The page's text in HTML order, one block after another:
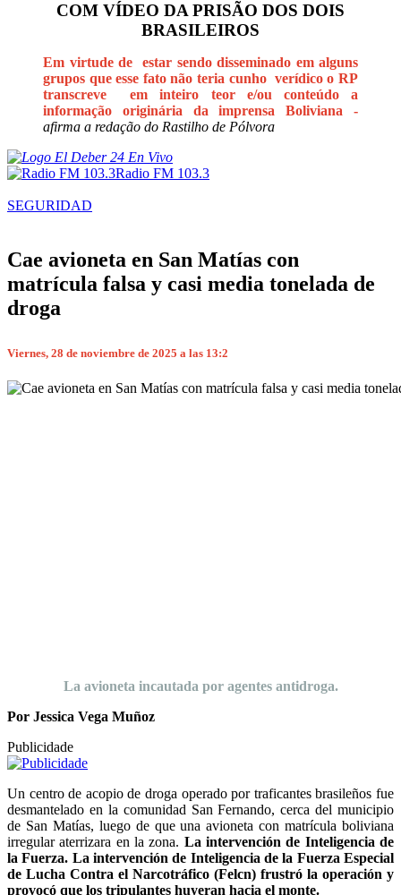
COM VÍDEO DA PRISÃO DOS DOIS
BRASILEIROS
Em virtude de estar sendo disseminado em alguns
grupos que esse fato não teria cunho verídico o RP
transcreve em inteiro teor e/ou conteúdo a
informação originária da imprensa Boliviana -
afirma a redação do Rastilho de Pólvora
Radio FM 103.3
SEGURIDAD
Cae avioneta en San Matías con
matrícula falsa y casi media tonelada de
droga
Viernes, 28 de noviembre de 2025 a las 13:2
La avioneta incautada por agentes antidroga.
Por Jessica Vega Muñoz
Publicidade
Un centro de acopio de droga operado por traficantes brasileños fue
desmantelado en la comunidad San Fernando, cerca del municipio
de San Matías, luego de que una avioneta con matrícula boliviana
irregular aterrizara en la zona. La intervención de Inteligencia de
la Fuerza. La intervención de Inteligencia de la Fuerza Especial
de Lucha Contra el Narcotráfico (Felcn) frustró la operación y
provocó que los tripulantes huyeran hacia el monte.